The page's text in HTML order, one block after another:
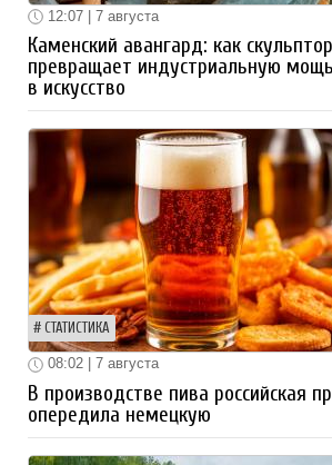
12:07 | 7 августа
Каменский авангард: как
превращает индустриальную
в искусство
СТАТИСТИКА
08:02 | 7 августа
В производстве пива российская
опередила немецкую